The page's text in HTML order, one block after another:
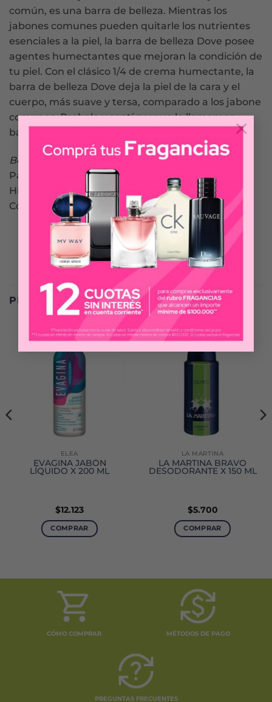
×
común, es una barra de belleza. Mientras los
jabones comunes pueden quitarle los nutrientes
esenciales a la piel, la barra de belleza Dove posee
agentes humectantes que mejoran la condición de
tu piel. Con el clásico 1/4 de crema humectante, la
barra de belleza Dove deja la piel de la cara y el
cuerpo, más suave y tersa, comparado a los jabone
comunes. Probalo y sentí porque lo llamamos
barra de belleza.
Beneficios.
Para pieles sensibles.
Hipoalergénico.
Con Ph neutro.
PRODUCTOS RELACIONADOS
ELEA
EVAGINA JABÓN
LÍQUIDO X 200 ML
$12.123
COMPRAR
LA MARTINA
LA MARTINA BRAVO
DESODORANTE X 150 ML
$5.700
COMPRAR
CÓMO COMPRAR MÉTODOS DE PAGO
PREGUNTAS FRECUENTES